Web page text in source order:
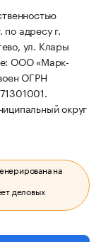
по адресу г.
ул. Клары
ООО «Марк-
ОГРН
округ
на
деловых